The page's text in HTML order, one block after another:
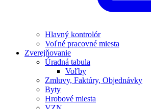
Hlavný kontrolór
Voľné pracovné miesta
Zverejňovanie
Úradná tabula
Voľby
Zmluvy, Faktúry, Objednávky
Byty
Hrobové miesta